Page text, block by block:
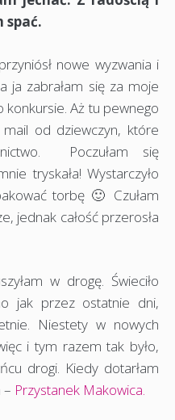
spać.
nowe wyzwania i
ja zabrałam się za moje
konkursie. Aż tu pewnego
od dziewczyn, które
Poczułam się
tryskała! Wystarczyło
torbę 🙂 Czułam
jednak całość przerosła
w drogę. Świeciło
jak przez ostatnie dni,
Niestety w nowych
i tym razem tak było,
drogi. Kiedy dotarłam
– Przystanek Makowica.